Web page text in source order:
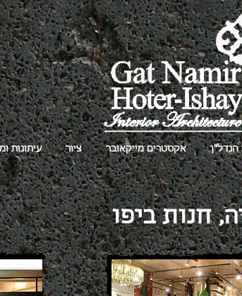
הנדל"ן אקסטרים מייקאובר ציור עיתונות
חנות ביפו